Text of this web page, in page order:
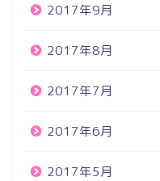
2017年9月
2017年8月
2017年7月
2017年6月
2017年5月